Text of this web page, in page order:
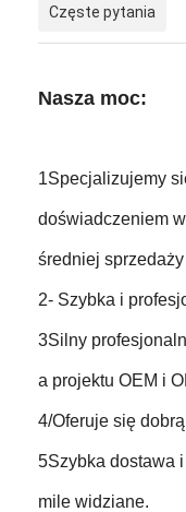
Częste pytania
Nasza moc:
1Specjalizujemy
doświadczeniem
średniej
2- Szybka i
3Silny
a projektu OEM i
4/Oferuje się
5Szybka dostawa
mile widziane.